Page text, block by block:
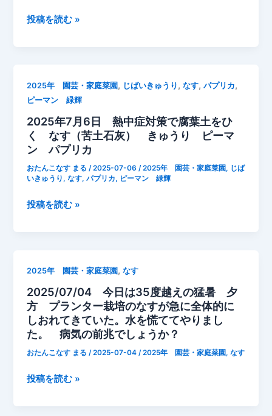
虫
な
す
ト
も
き
ゅ
う
り
収
穫
2025
日
な
す
の
収
穫
追
そ
号
投稿を読む »
2025年 園芸・家庭菜園 , じばいきゅうり ,なす,パプリカ,
ピーマン 緑輝
2025年7月6日 熱中症対策で腐葉土をひ
く なす（苦土石灰） きゅうり ピーマ
ン パプリカ
おたんこなす まる/2025-07-06/2025年 園芸・家庭菜園, じば
いきゅうり ,なす,パプリカ, ピーマン 緑輝
2025
日
熱
中
症
対
策
腐
投稿を読む »
2025年 園芸・家庭菜園 ,なす
2025/07/04 今日は35度越えの猛暑 夕
方 プランター栽培のなすが急に全体的に
しおれてきていた。水を慌ててやりまし
た。 病気の前兆でしょうか？
おたんこなす まる/2025-07-04/2025年 園芸・家庭菜園,なす
2025/07/04
投稿を読む »